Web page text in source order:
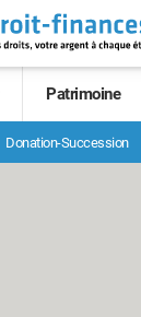
Patrimoine
Donation-Succession